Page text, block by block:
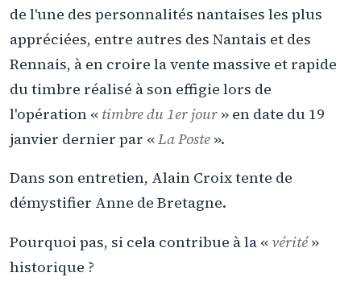
de l'une des personnalités nantaises les plus
appréciées, entre autres des Nantais et des
Rennais, à en croire la vente massive et rapide
du timbre réalisé à son effigie lors de
l'opération « timbre du 1er jour » en date du 19
janvier dernier par «La Poste ».
Dans son entretien, Alain Croix tente de
démystifier Anne de Bretagne.
Pourquoi pas, si cela contribue à la «vérité»
historique ?